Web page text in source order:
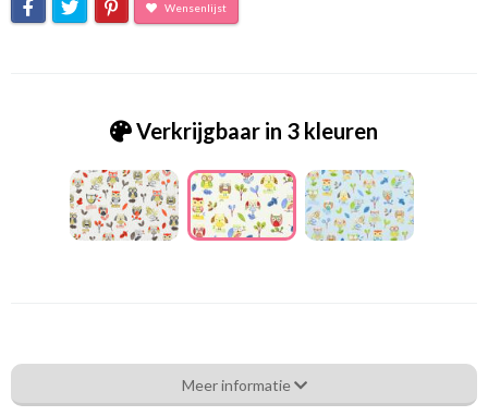
Wensenlijst
Verkrijgbaar in 3 kleuren
Pt. 5869-335 OLLIE OWL PAINTBOX
Eigenschappen gordijnstof
Meer informatie